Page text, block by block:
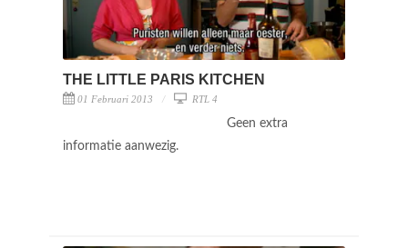
THE LITTLE PARIS KITCHEN
01 Februari 2013 RTL 4
Geen extra
informatie aanwezig.